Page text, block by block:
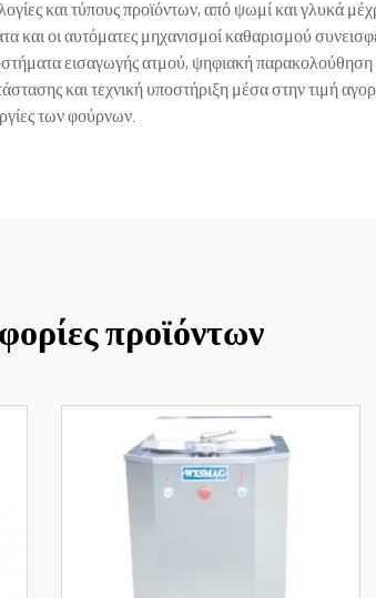
και τύπους προϊόντων, από ψωμί και γλυκά
και οι αυτόματες μηχανισμοί καθαρισμού
εισαγωγής ατμού, ψηφιακή
και τεχνική υποστήριξη μέσα στην τιμή
των φούρνων.
προϊόντων